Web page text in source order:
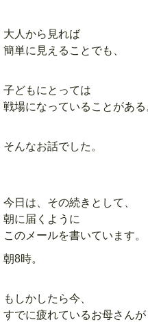
大人から見れば
簡単に見えることでも、
子どもにとっては
戦場になっていることがある
そんなお話でした。
今日は、その続きとして、
朝に届くように
このメールを書いています。
朝8時。
もしかしたら今、
すでに疲れているお母さんが